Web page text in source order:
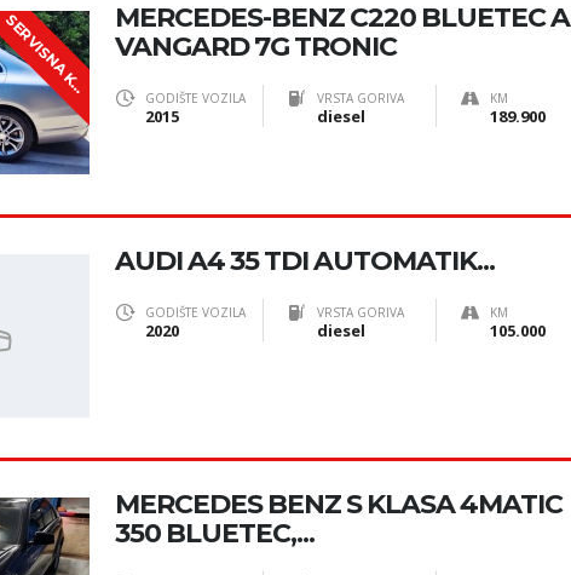
S
E
R
V
I
S
N
A
K
N
J
I
Ž
I
C
A
MERCEDES-BENZ C220 BLUETEC A
VANGARD 7G TRONIC
GODIŠTE VOZILA
2015
VRSTA GORIVA
diesel
KM
189.900
AUDI A4 35 TDI AUTOMATIK...
GODIŠTE VOZILA
2020
VRSTA GORIVA
diesel
KM
105.000
MERCEDES BENZ S KLASA 4MATIC
350 BLUETEC,...